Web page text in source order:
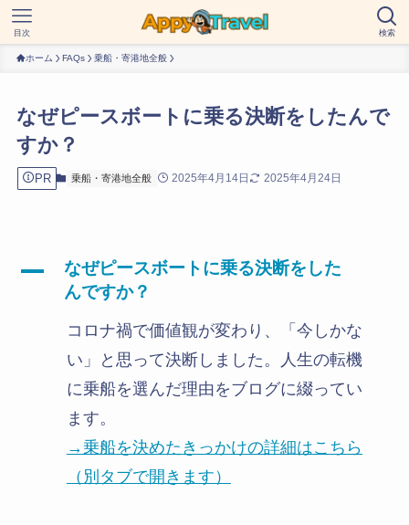
検索
目次
ホーム FAQs 乗船・寄港地全般
なぜピースボートに乗る決断をしたんで
すか？
PR 乗船・寄港地全般 2025年4月14日 2025年4月24日
A
なぜピースボートに乗る決断をした
んですか？
コロナ禍で価値観が変わり、「今しかな
い」と思って決断しました。人生の転機
に乗船を選んだ理由をブログに綴ってい
ます。
→乗船を決めたきっかけの詳細はこちら
（別タブで開きます）